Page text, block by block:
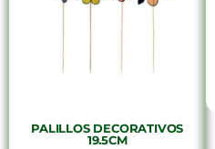
PALILLOS DECORATIVOS
19.5CM